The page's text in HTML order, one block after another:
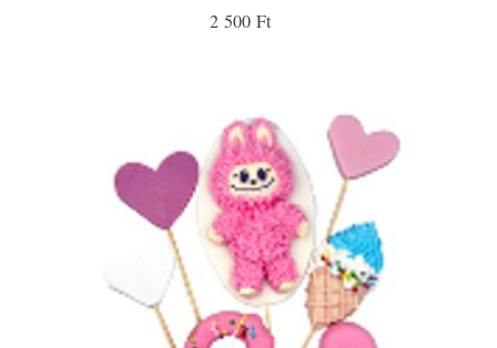
2 500 Ft